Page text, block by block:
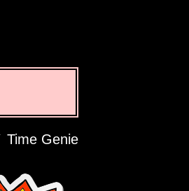
Time Genie آپ کی پرائیویسی کا احترام کرتی ہے